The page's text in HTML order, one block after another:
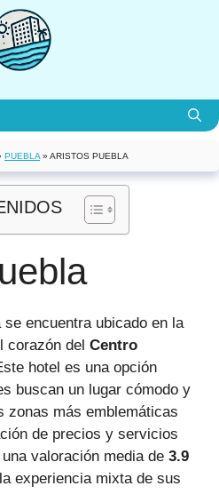
PUEBLA » ARISTOS PUEBLA
encuentra ubicado en la
corazón del Centro
hotel es una opción
buscan un lugar cómodo y
zonas más emblemáticas
de precios y servicios
valoración media de 3.9
experiencia mixta de sus